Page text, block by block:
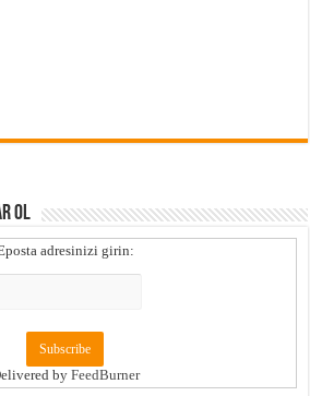
OL
adresinizi girin:
by FeedBurner